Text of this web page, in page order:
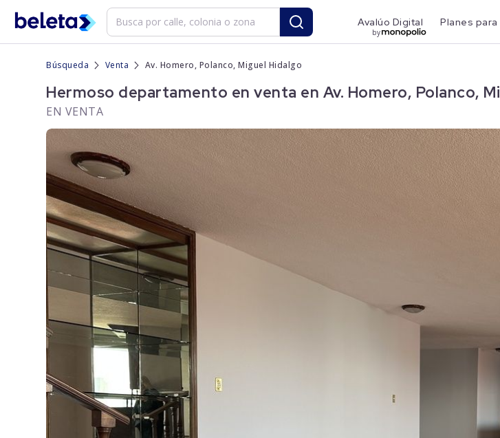
Avalúo Digital
by
Planes
Búsqueda Venta Av. Homero, Polanco, Miguel Hidalgo
Hermoso departamento en venta en Av. Homero, Polanco,
EN VENTA